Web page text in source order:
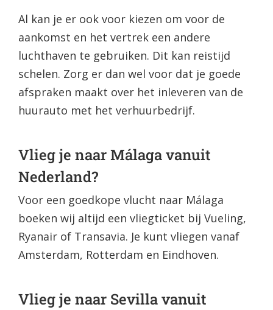
Al kan je er ook voor kiezen om voor de
aankomst en het vertrek een andere
luchthaven te gebruiken. Dit kan reistijd
schelen. Zorg er dan wel voor dat je goede
afspraken maakt over het inleveren van de
huurauto met het verhuurbedrijf.
Vlieg je naar Málaga vanuit
Nederland?
Voor een goedkope vlucht naar Málaga
boeken wij altijd een vliegticket bij Vueling,
Ryanair of Transavia. Je kunt vliegen vanaf
Amsterdam, Rotterdam en Eindhoven.
Vlieg je naar Sevilla vanuit